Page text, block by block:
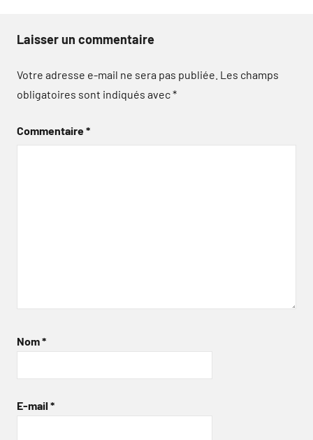
Laisser un commentaire
Votre adresse e-mail ne sera pas publiée. Les champs
obligatoires sont indiqués avec*
Commentaire*
Nom*
E-mail *